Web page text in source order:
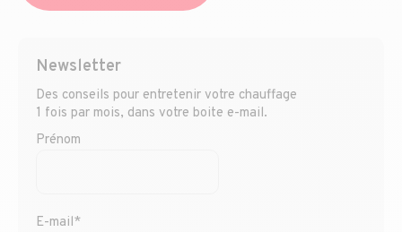
Newsletter
Des conseils pour entretenir votre chauffage
1 fois par mois, dans votre boite e-mail.
Prénom
E-mail*